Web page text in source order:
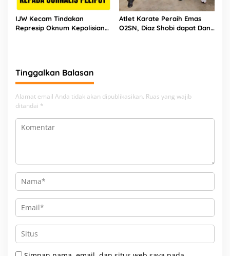
IJW Kecam Tindakan
Represip Oknum Kepolisian
Atlet Karate Peraih Emas
O2SN, Diaz Shobi dapat Dana
Tinggalkan Balasan
Alamat email Anda tidak akan dipublikasikan. Ruas yang wajib
ditandai *